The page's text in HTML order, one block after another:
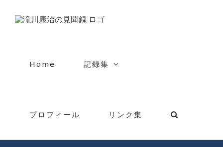
Home 記録集
プロフィール リンク集